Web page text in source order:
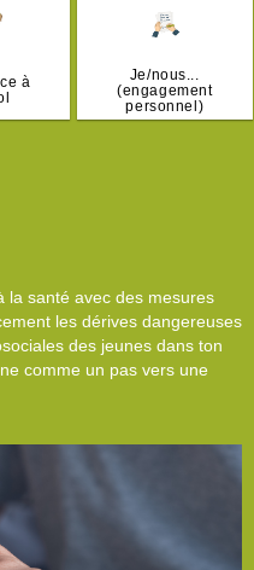
à
Je/nous...
(engagement
personnel)
la santé avec des mesures
les dérives dangereuses
des jeunes dans ton
comme un pas vers une